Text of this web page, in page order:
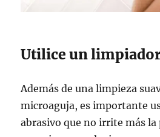
Utilice un
Además de una limpieza
microaguja, es importante
abrasivo que no irrite más la